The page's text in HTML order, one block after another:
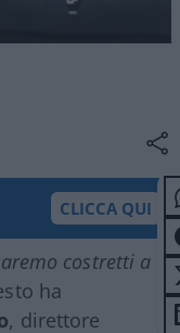
CLICCA QUI
costretti a
ha
, direttore